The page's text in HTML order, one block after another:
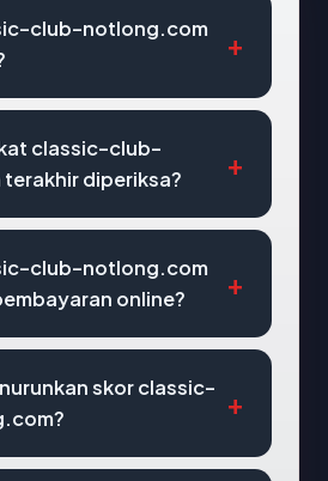
club-notlong.com
classic-club-
diperiksa?
club-notlong.com
online?
skor classic-